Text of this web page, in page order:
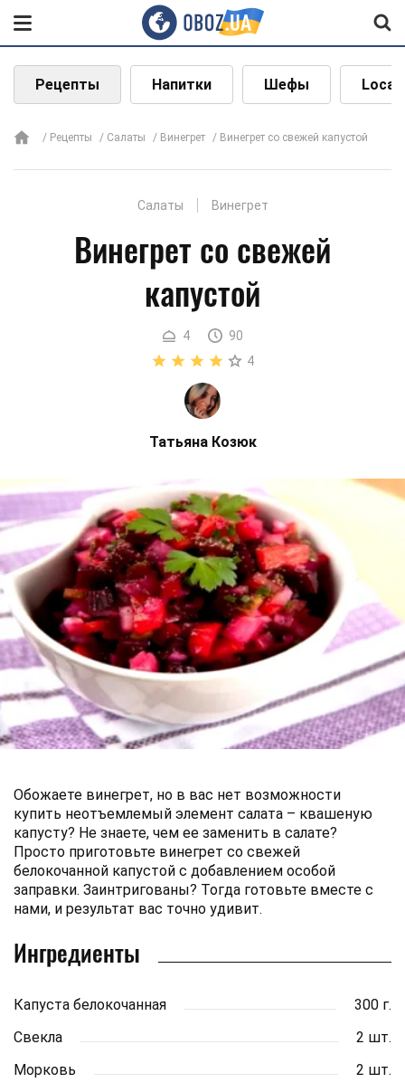
Рецепты Напитки Шефы Local
Рецепты Салаты Винегрет Винегрет со свежей капустой
Салаты Винегрет
Винегрет со свежей
капустой
4
90
4
Татьяна Козюк
Обожаете винегрет, но в вас нет возможности
купить неотъемлемый элемент салата – квашеную
капусту? Не знаете, чем ее заменить в салате?
Просто приготовьте винегрет со свежей
белокочанной капустой с добавлением особой
заправки. Заинтригованы? Тогда готовьте вместе с
нами, и результат вас точно удивит.
Ингредиенты
Капуста белокочанная
300 г.
Свекла
2 шт.
Морковь
2 шт.